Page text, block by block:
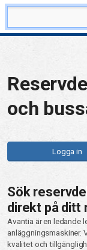
och
Logga in
Sök
direkt på ditt
Avantia är en ledande
anläggningsmaskiner. Vårt breda utbud av produkter och vårt fokus på
kvalitet och